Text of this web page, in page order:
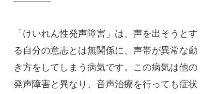
「けいれん性発声障害」は、声を出そうとす
る自分の意志とは無関係に、声帯が異常な動
き方をしてしまう病気です。この病気は他の
発声障害と異なり、音声治療を行っても症状